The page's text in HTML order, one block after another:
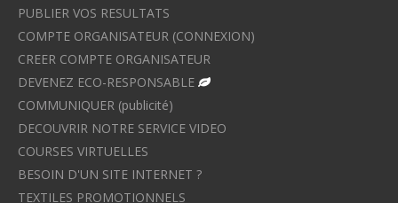
PUBLIER VOS RESULTATS
COMPTE ORGANISATEUR (CONNEXION)
CREER COMPTE ORGANISATEUR
DEVENEZ ECO-RESPONSABLE
COMMUNIQUER (publicité)
DECOUVRIR NOTRE SERVICE VIDEO
COURSES VIRTUELLES
BESOIN D'UN SITE INTERNET ?
TEXTILES PROMOTIONNELS